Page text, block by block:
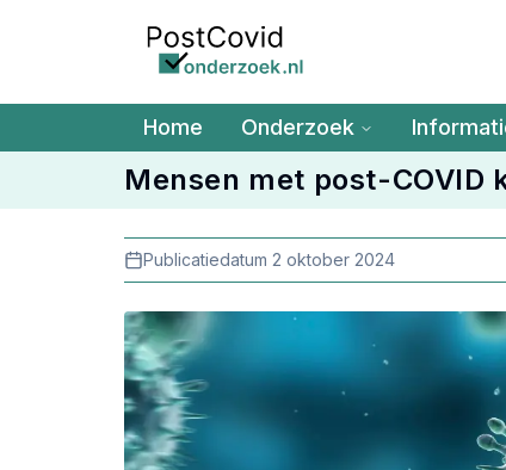
Ga naar de hoofdinhoud
Home Onderzoek
Mensen met post-COVID
Publicatiedatum 2 oktober 2024